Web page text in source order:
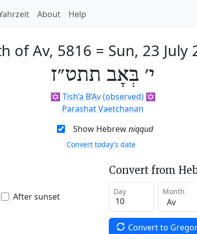
About Help
of Av, 5816 = Sun, 23 July
י׳ בְּאָב תתט״ז
✡️ Tish’a B’Av (observed)✡️
Parashat Vaetchanan
Show Hebrewniqqud
Convert today’s date
After sunset
Convert from
Day Month
Convert to